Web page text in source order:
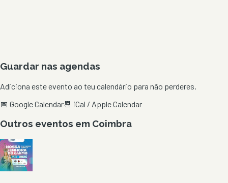
Guardar nas agendas
Adiciona este evento ao teu calendário para não perderes.
📅 Google Calendar📆 iCal / Apple Calendar
Outros eventos em Coimbra